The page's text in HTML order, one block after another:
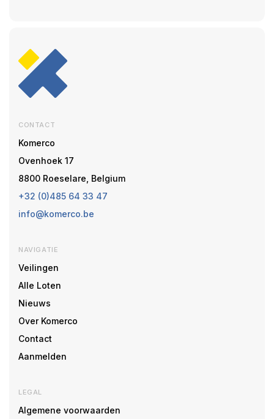
CONTACT
Komerco
Ovenhoek 17
8800 Roeselare, Belgium
+32 (0)485 64 33 47
info@komerco.be
NAVIGATIE
Veilingen
Alle Loten
Nieuws
Over Komerco
Contact
Aanmelden
LEGAL
Algemene voorwaarden